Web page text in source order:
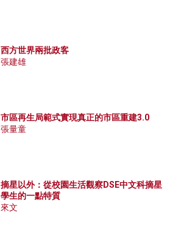
西方世界兩批政客
張建雄
市區再生局範式實現真正的市區重建3.0
張量童
摘星以外：從校園生活觀察DSE中文科摘星
學生的一點特質
來文